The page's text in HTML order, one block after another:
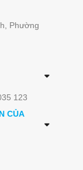
Phường
123
CỦA